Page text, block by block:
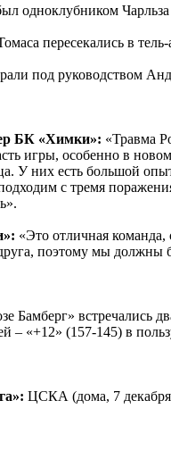
одноклубником
пересекались в
под руководством
БК «Химки»: «Травма
игры, особенно в
У них есть большой
с тремя
«Это отличная
поэтому мы должны
встречались
– «+12» (157-145) в
ЦСКА (дома, 7